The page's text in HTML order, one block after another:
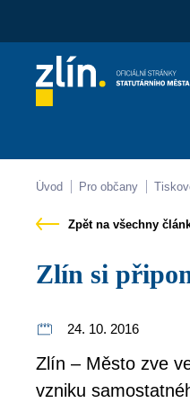
Kontakty
Úvod Pro občany
Zpět na všechny
Zlín si
24. 10. 2016
Zlín – Město zve
vzniku